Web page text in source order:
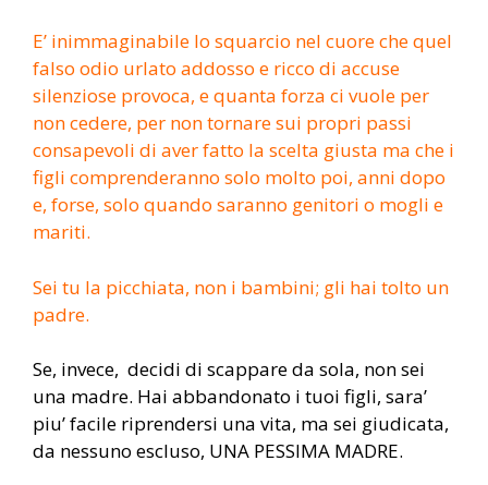
E’ inimmaginabile lo squarcio nel cuore che quel
falso odio urlato addosso e ricco di accuse
silenziose provoca, e quanta forza ci vuole per
non cedere, per non tornare sui propri passi
consapevoli di aver fatto la scelta giusta ma che i
figli comprenderanno solo molto poi, anni dopo
e, forse, solo quando saranno genitori o mogli e
mariti.
Sei tu la picchiata, non i bambini; gli hai tolto un
padre.
Se, invece, decidi di scappare da sola, non sei
una madre. Hai abbandonato i tuoi figli, sara’
piu’ facile riprendersi una vita, ma sei giudicata,
da nessuno escluso, UNA PESSIMA MADRE.